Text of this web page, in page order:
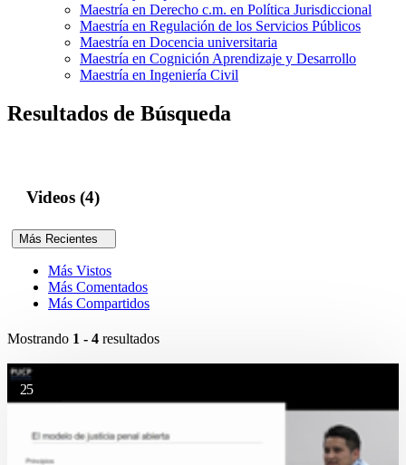
Maestría en Derecho c.m. en Política Jurisdiccional
Maestría en Regulación de los Servicios Públicos
Maestría en Docencia universitaria
Maestría en Cognición Aprendizaje y Desarrollo
Maestría en Ingeniería Civil
Resultados de Búsqueda
Videos (4)
Más Recientes
Más Vistos
Más Comentados
Más Compartidos
Mostrando 1 - 4 resultados
25